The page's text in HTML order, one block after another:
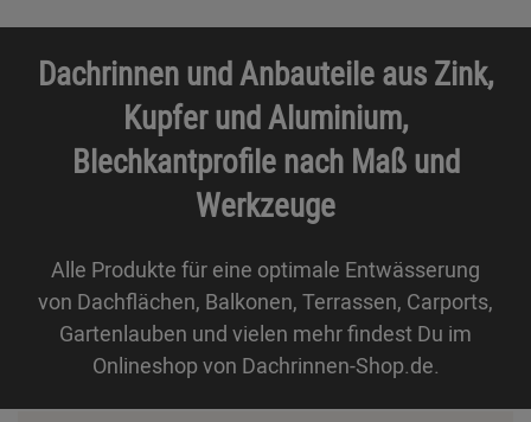
Dachrinnen und Anbauteile aus Zink,
Kupfer und Aluminium,
Blechkantprofile nach Maß und
Werkzeuge
Alle Produkte für eine optimale Entwässerung
von Dachflächen, Balkonen, Terrassen, Carports,
Gartenlauben und vielen mehr findest Du im
Onlineshop von Dachrinnen-Shop.de.